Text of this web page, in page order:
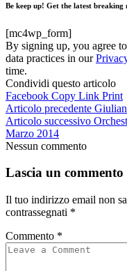
Be keep up! Get the latest
[mc4wp_form]
By signing up, you agree
data practices in our
time.
Condividi questo articolo
Facebook Copy Link Print
Articolo precedente
Articolo successivo
Marzo 2014
Nessun commento
Lascia un commento
Il tuo indirizzo email non
contrassegnati *
Commento *